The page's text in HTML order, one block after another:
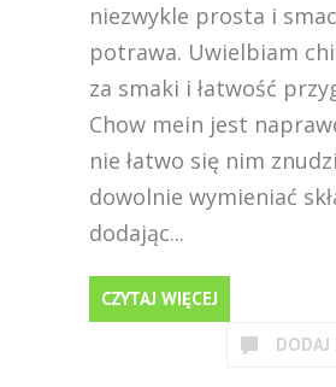
niezwykle prosta i
potrawa. Uwielbiam
za smaki i łatwość
Chow mein jest
nie łatwo się nim
dowolnie wymieniać
dodając...
CZYTAJ WIĘCEJ
DODAJ